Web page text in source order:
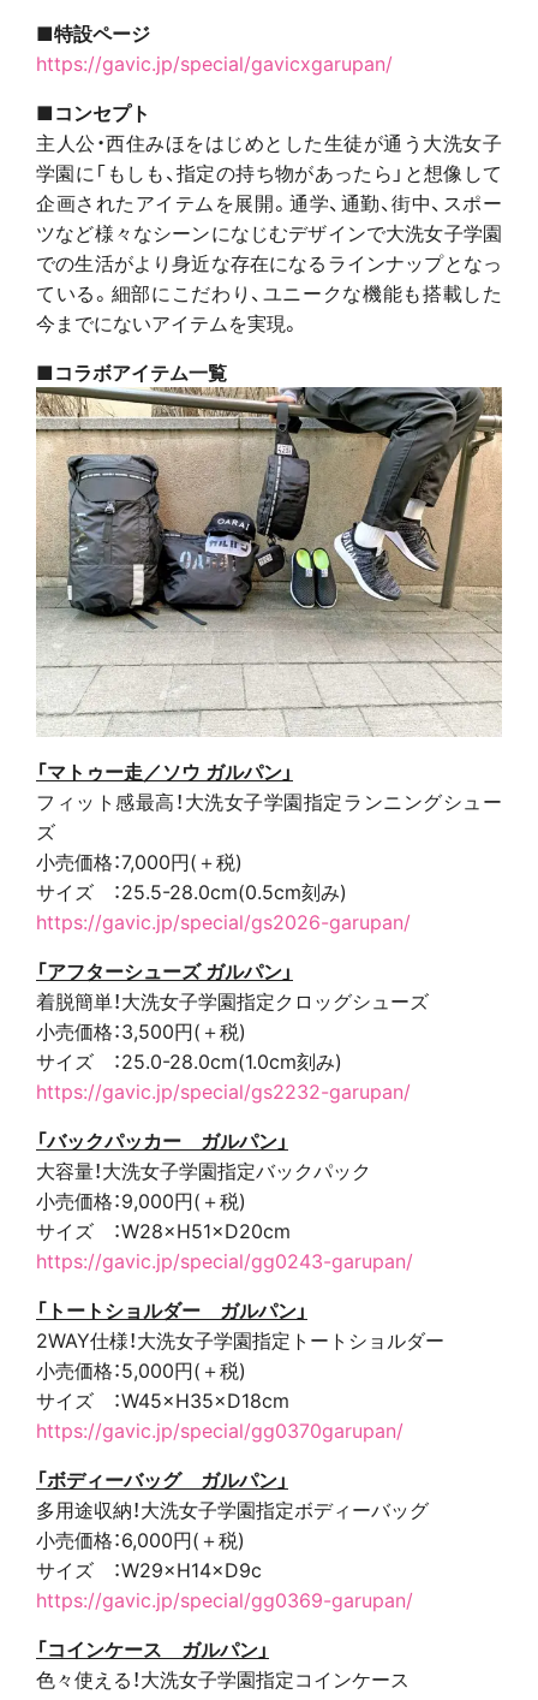
■特設ページ
https://gavic.jp/special/gavicxgarupan/
■コンセプト
主人公・西住みほをはじめとした生徒が通う大洗女子
学園に「もしも、指定の持ち物があったら」と想像して
企画されたアイテムを展開。通学、通勤、街中、スポー
ツなど様々なシーンになじむデザインで大洗女子学園
での生活がより身近な存在になるラインナップとなっ
ている。細部にこだわり、ユニークな機能も搭載した
今までにないアイテムを実現。
■コラボアイテム一覧
「マトゥー走／ソウ ガルパン」
フィット感最高！大洗女子学園指定ランニングシュー
ズ
小売価格：7,000円(＋税)
サイズ ：25.5-28.0cm(0.5cm刻み)
https://gavic.jp/special/gs2026-garupan/
「アフターシューズ ガルパン」
着脱簡単！大洗女子学園指定クロッグシューズ
小売価格：3,500円(＋税)
サイズ ：25.0-28.0cm(1.0cm刻み)
https://gavic.jp/special/gs2232-garupan/
「バックパッカー ガルパン」
大容量！大洗女子学園指定バックパック
小売価格：9,000円(＋税)
サイズ ：W28×H51×D20cm
https://gavic.jp/special/gg0243-garupan/
「トートショルダー ガルパン」
2WAY仕様！大洗女子学園指定トートショルダー
小売価格：5,000円(＋税)
サイズ ：W45×H35×D18cm
https://gavic.jp/special/gg0370garupan/
「ボディーバッグ ガルパン」
多用途収納！大洗女子学園指定ボディーバッグ
小売価格：6,000円(＋税)
サイズ ：W29×H14×D9c
https://gavic.jp/special/gg0369-garupan/
「コインケース ガルパン」
色々使える！大洗女子学園指定コインケース